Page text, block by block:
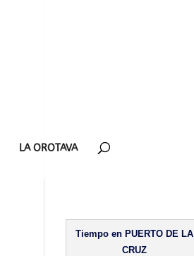
LA OROTAVA
Tiempo en PUERTO DE LA
CRUZ